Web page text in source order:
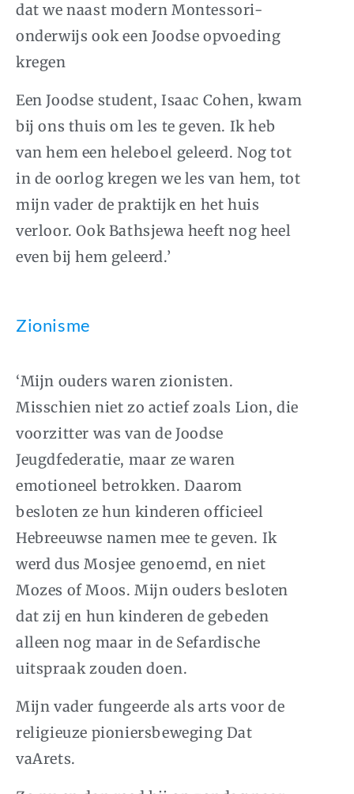
dat we naast modern Montessori-
onderwijs ook een Joodse opvoeding
kregen
Een Joodse student, Isaac Cohen, kwam
bij ons thuis om les te geven. Ik heb
van hem een heleboel geleerd. Nog tot
in de oorlog kregen we les van hem, tot
mijn vader de praktijk en het huis
verloor. Ook Bathsjewa heeft nog heel
even bij hem geleerd.’
Zionisme
‘Mijn ouders waren zionisten.
Misschien niet zo actief zoals Lion, die
voorzitter was van de Joodse
Jeugdfederatie, maar ze waren
emotioneel betrokken. Daarom
besloten ze hun kinderen officieel
Hebreeuwse namen mee te geven. Ik
werd dus Mosjee genoemd, en niet
Mozes of Moos. Mijn ouders besloten
dat zij en hun kinderen de gebeden
alleen nog maar in de Sefardische
uitspraak zouden doen.
Mijn vader fungeerde als arts voor de
religieuze pioniersbeweging Dat
vaArets.